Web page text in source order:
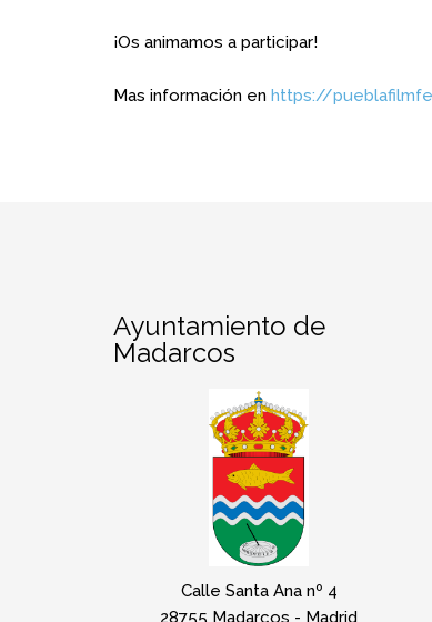
¡Os animamos a participar!
Mas información en https://
Ayuntamiento de
Madarcos
Calle Santa Ana nº 4
28755 Madarcos - Madrid